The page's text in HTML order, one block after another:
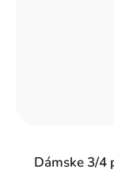
Dámske 3/4